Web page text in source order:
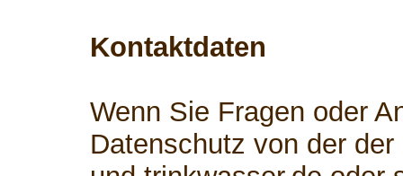
Kontaktdaten
Wenn Sie Fragen oder
Datenschutz von der